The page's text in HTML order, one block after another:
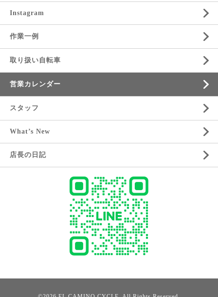
Instagram
作業一例
取り扱い自転車
営業カレンダー
スタッフ
What’s New
店長の日記